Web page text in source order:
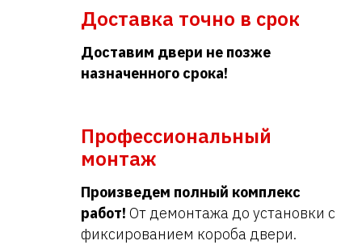
Доставка точно в срок
Доставим двери не позже
назначенного срока!
Профессиональный
монтаж
Произведем полный комплекс
работ! От демонтажа до установки с
фиксированием короба двери.